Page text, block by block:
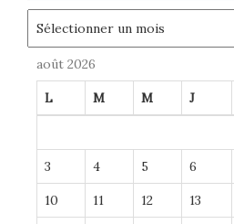
août 2026
L M M J
3 4 5 6
10 11 12 13